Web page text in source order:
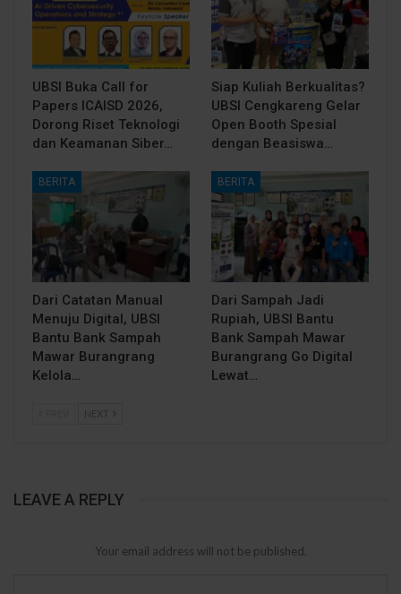
UBSI Buka Call for
Papers ICAISD 2026,
Dorong Riset Teknologi
dan Keamanan Siber…
Siap Kuliah Berkualitas?
UBSI Cengkareng Gelar
Open Booth Spesial
dengan Beasiswa…
BERITA
Dari Catatan Manual
Menuju Digital, UBSI
Bantu Bank Sampah
Mawar Burangrang
Kelola…
BERITA
Dari Sampah Jadi
Rupiah, UBSI Bantu
Bank Sampah Mawar
Burangrang Go Digital
Lewat…
NEXT
LEAVE A REPLY
Your email address will not be published.